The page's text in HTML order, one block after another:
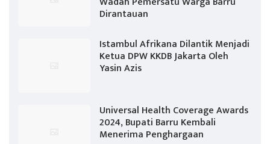
Dirantauan
Istambul Afrikana Dilantik Menjadi
Ketua DPW KKDB Jakarta Oleh
Yasin Azis
Universal Health Coverage Awards
2024, Bupati Barru Kembali
Menerima Penghargaan